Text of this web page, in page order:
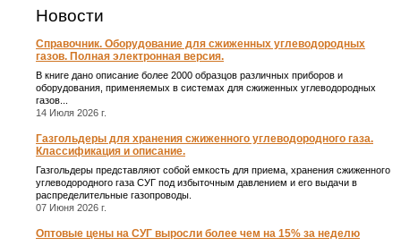
Новости
Справочник. Оборудование для сжиженных углеводородных
газов. Полная электронная версия.
В книге дано описание более 2000 образцов различных приборов и
оборудования, применяемых в системах для сжиженных углеводородных
газов...
14 Июля 2026 г.
Газгольдеры для хранения сжиженного углеводородного газа.
Классификация и описание.
Газгольдеры представляют собой емкость для приема, хранения сжиженного
углеводородного газа СУГ под избыточным давлением и его выдачи в
распределительные газопроводы.
07 Июня 2026 г.
Оптовые цены на СУГ выросли более чем на 15% за неделю